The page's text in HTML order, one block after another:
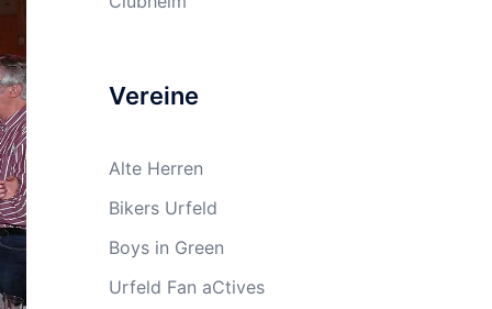
Vereine
Alte Herren
Bikers Urfeld
Boys in Green
Urfeld Fan aCtives